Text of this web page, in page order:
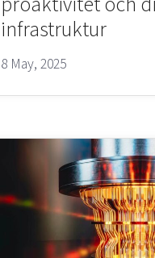
infrastruktur
8 May, 2025